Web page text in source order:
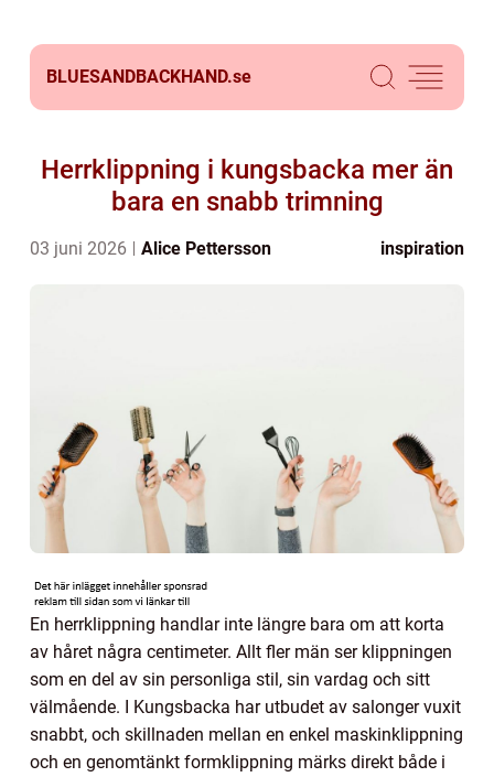
BLUESANDBACKHAND.se
Herrklippning i kungsbacka mer än
bara en snabb trimning
03 juni 2026 Alice Pettersson inspiration
En herrklippning handlar inte längre bara om att korta
av håret några centimeter. Allt fler män ser klippningen
som en del av sin personliga stil, sin vardag och sitt
välmående. I Kungsbacka har utbudet av salonger vuxit
snabbt, och skillnaden mellan en enkel maskinklippning
och en genomtänkt formklippning märks direkt både i